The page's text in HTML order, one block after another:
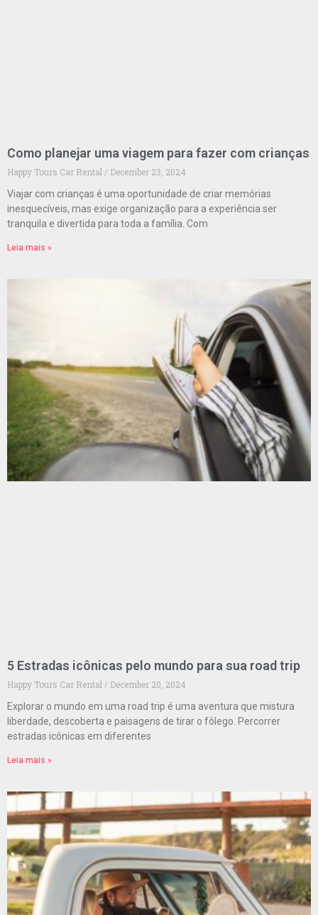
Como planejar uma viagem para fazer com crianças
Happy Tours Car Rental
December 23, 2024
Viajar com crianças é uma oportunidade de criar memórias
inesquecíveis, mas exige organização para a experiência ser
tranquila e divertida para toda a família. Com
Leia mais »
5 Estradas icônicas pelo mundo para sua road trip
Happy Tours Car Rental
December 20, 2024
Explorar o mundo em uma road trip é uma aventura que mistura
liberdade, descoberta e paisagens de tirar o fôlego. Percorrer
estradas icônicas em diferentes
Leia mais »